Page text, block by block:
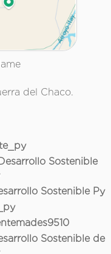
del Chaco.
Sostenible
Sostenible Py
Sostenible de